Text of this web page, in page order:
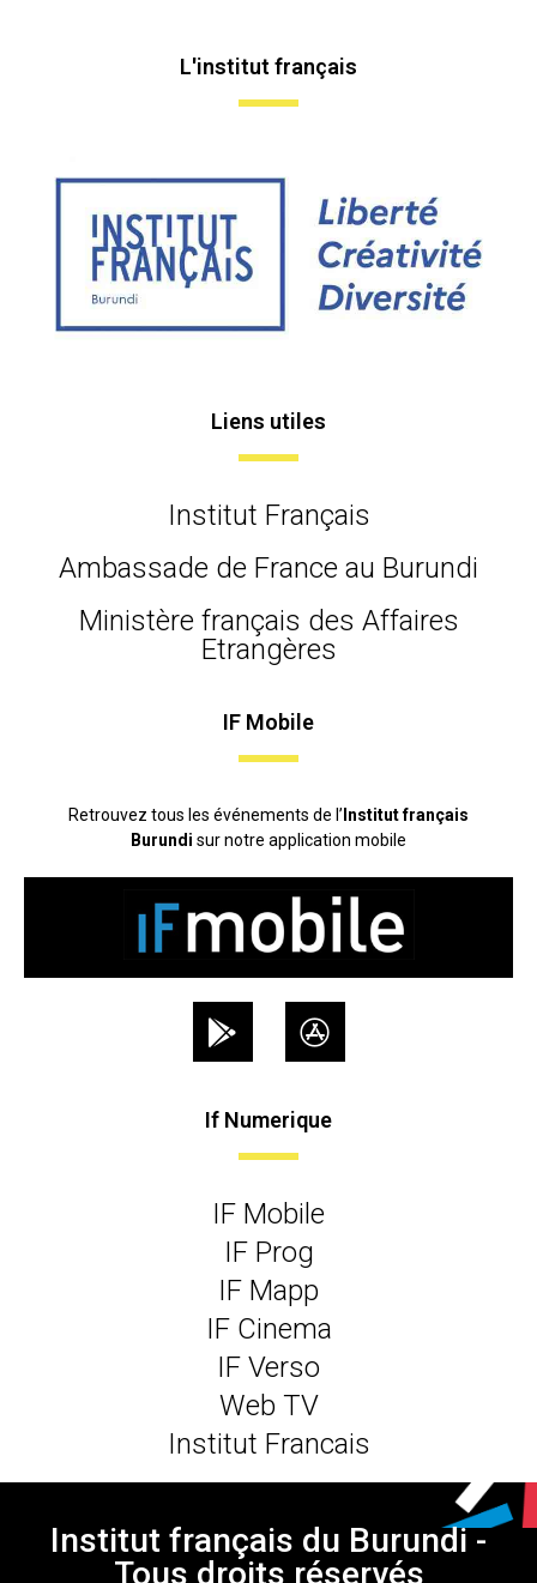
L'institut français
Liens utiles
Institut Français
Ambassade de France au Burundi
Ministère français des Affaires
Etrangères
IF Mobile
Retrouvez tous les événements de l’ Institut français
Burundi sur notre application mobile
If Numerique
IF Mobile
IF Prog
IF Mapp
IF Cinema
IF Verso
Web TV
Institut Francais
Institut français du Burundi -
Tous droits réservés